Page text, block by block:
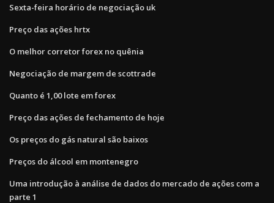
Sexta-feira horário de negociação uk
Preço das ações hrtx
O melhor corretor forex no quênia
Negociação de margem de scottrade
Quanto é 1,00 lote em forex
Preço das ações de fechamento de hoje
Os preços do gás natural são baixos
Preços do álcool em montenegro
Uma introdução à análise de dados do mercado de ações com a
parte 1